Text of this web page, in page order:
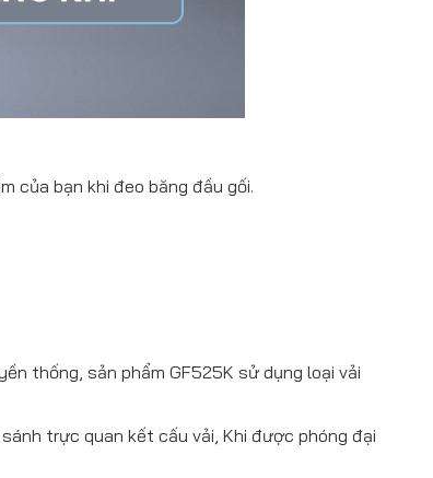
của bạn khi đeo băng đầu gối.
thống, sản phẩm GF525K sử dụng loại vải
trực quan kết cấu vải, Khi được phóng đại